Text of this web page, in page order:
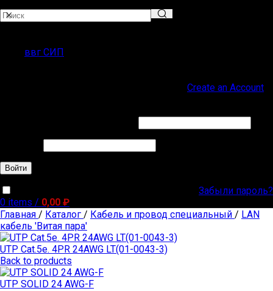
ввг СИП
Create an Account
Войти
Забыли пароль?
0 items / 0,00 ₽
Главная / Каталог / Кабель и провод специальный / LAN
кабель 'Витая пара'
UTP Cat.5е. 4PR 24AWG LT(01-0043-3)
Back to products
UTP SOLID 24 AWG-F